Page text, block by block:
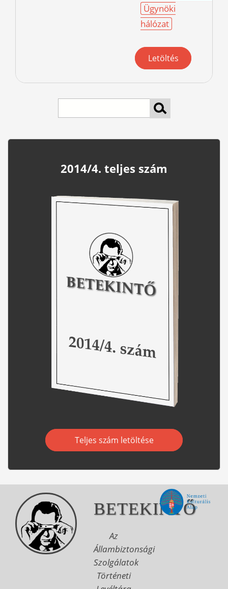
Ügynöki
hálózat
Letöltés
2014/4. teljes szám
Teljes szám letöltése
BETEKINTŐ
Az
Állambiztonsági
Szolgálatok
Történeti